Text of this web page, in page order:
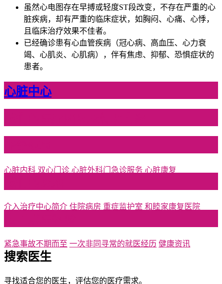
虽然心电图存在早搏或轻度ST段改变，不存在严重的心
脏疾病，却有严重的临床症状，如胸闷、心痛、心悸，
且临床治疗效果不佳者。
已经确诊患有心血管疾病（冠心病、高血压、心力衰
竭、心肌炎、心肌病），伴有焦虑、抑郁、恐惧症状的
患者。
心脏中心
心脏内科 双心门诊 心脏外科门急诊服务 心脏康复
介入治疗中心简介 住院病房 重症监护室 和睦家康复医院
紧急事故不期而至 一次非同寻常的就医经历 健康资讯
搜索医生
寻找适合您的医生，评估您的医疗需求。